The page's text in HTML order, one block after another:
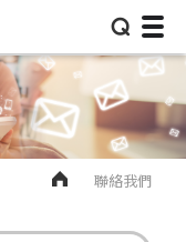
⌕
聯絡我們